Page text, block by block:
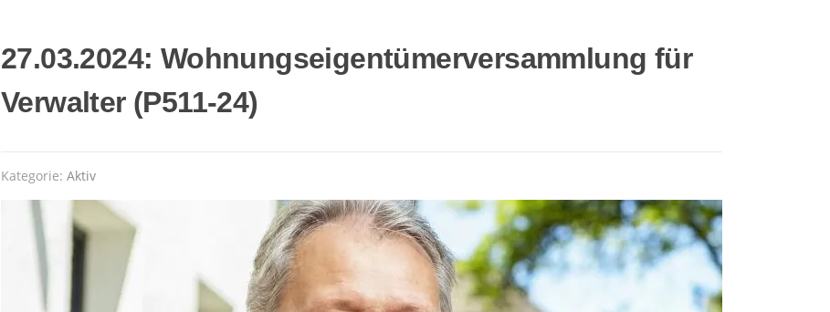
27.03.2024: Wohnungseigentümerversammlung für
Verwalter (P511-24)
Kategorie: Aktiv